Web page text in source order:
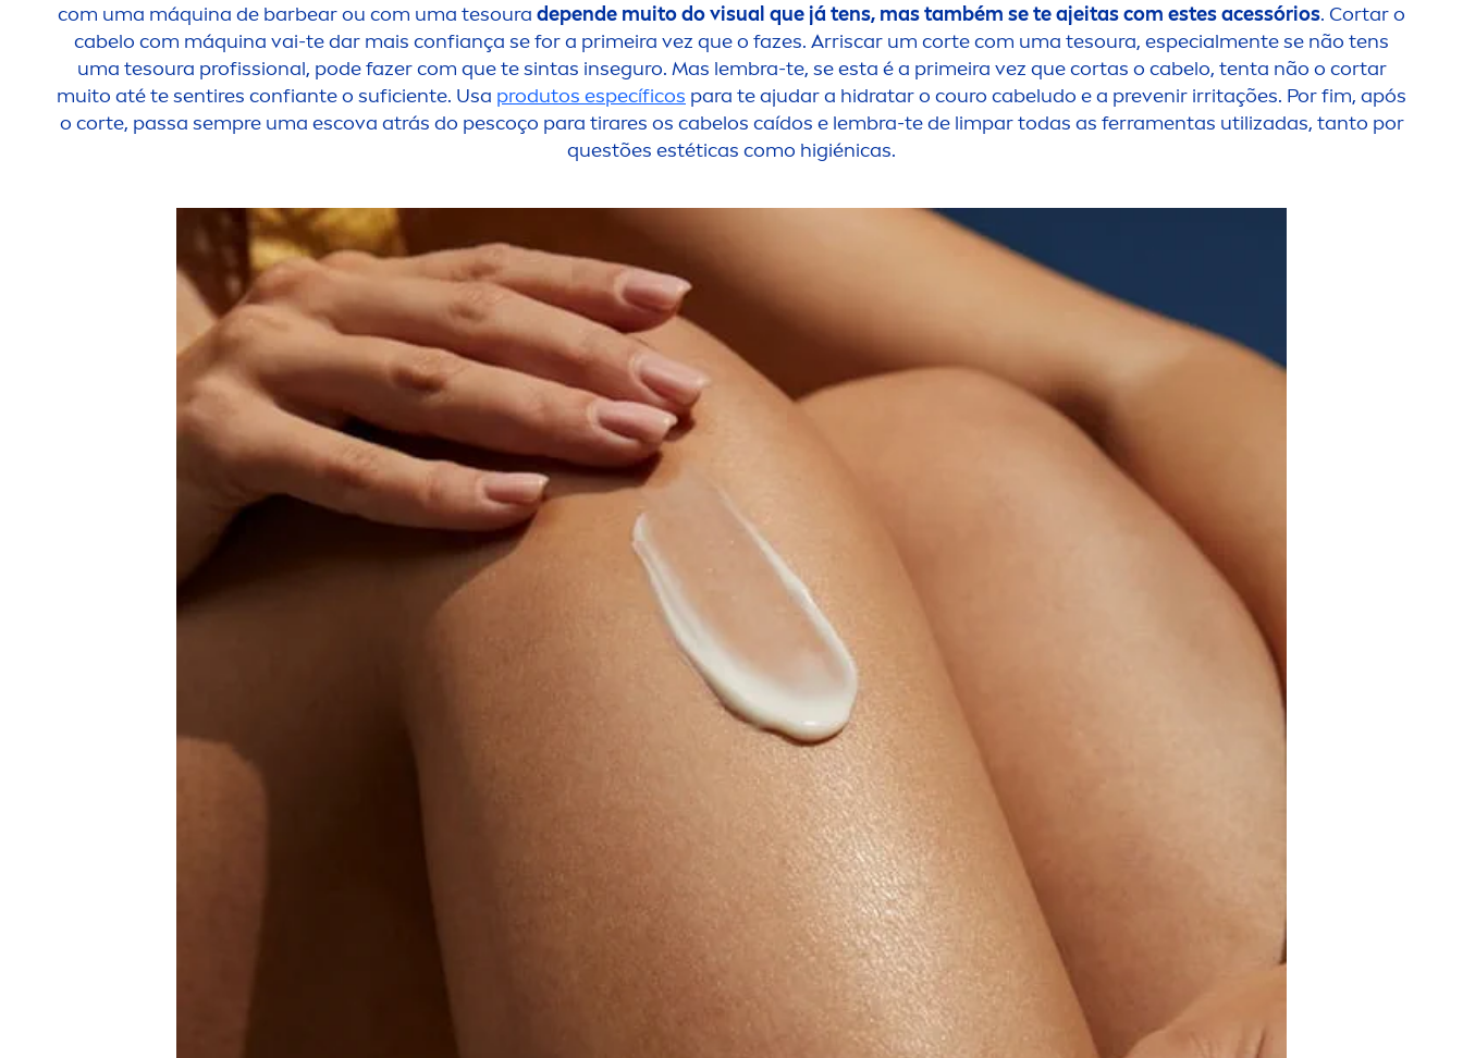
com uma máquina de barbear ou com uma tesoura depende muito do visual que já tens, mas também se te ajeitas com estes acessórios. Cortar o
cabelo com máquina vai-te dar mais confiança se for a primeira vez que o fazes. Arriscar um corte com uma tesoura, especialmente se não tens
uma tesoura profissional, pode fazer com que te sintas inseguro. Mas lembra-te, se esta é a primeira vez que cortas o cabelo, tenta não o cortar
muito até te sentires confiante o suficiente. Usa produtos específicos para te ajudar a hidratar o couro cabeludo e a prevenir irritações. Por fim, após
o corte, passa sempre uma escova atrás do pescoço para tirares os cabelos caídos e lembra-te de limpar todas as ferramentas utilizadas, tanto por
questões estéticas como higiénicas.